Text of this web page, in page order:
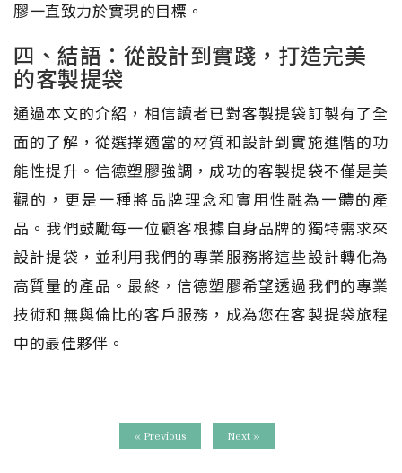
膠一直致力於實現的目標。
四、結語：從設計到實踐，打造完美
的客製提袋
通過本文的介紹，相信讀者已對客製提袋訂製有了全
面的了解，從選擇適當的材質和設計到實施進階的功
能性提升。信德塑膠強調，成功的客製提袋不僅是美
觀的，更是一種將品牌理念和實用性融為一體的產
品。我們鼓勵每一位顧客根據自身品牌的獨特需求來
設計提袋，並利用我們的專業服務將這些設計轉化為
高質量的產品。最終，信德塑膠希望透過我們的專業
技術和無與倫比的客戶服務，成為您在客製提袋旅程
中的最佳夥伴。
« Previous Next »